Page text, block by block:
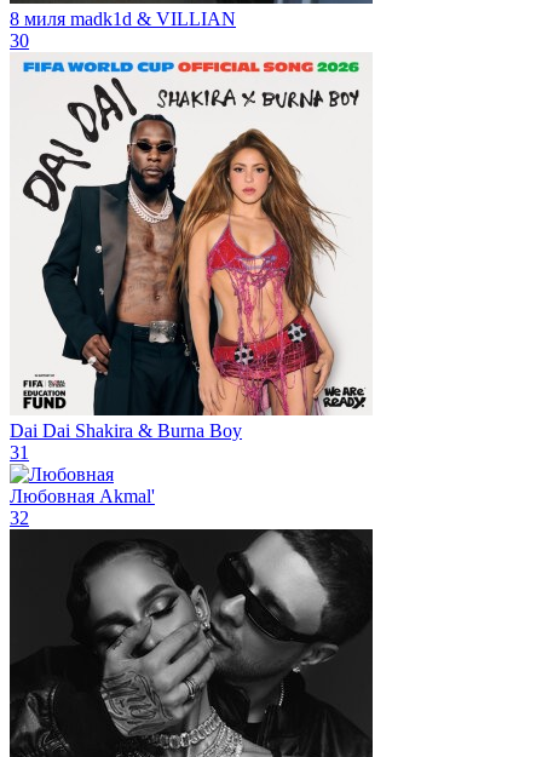
8 миля madk1d & VILLIAN
30
Dai Dai Shakira & Burna Boy
31
Любовная Akmal'
32